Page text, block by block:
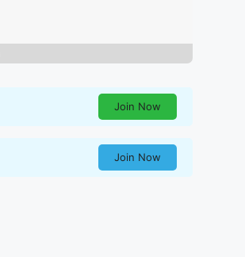
Join Now
Join Now